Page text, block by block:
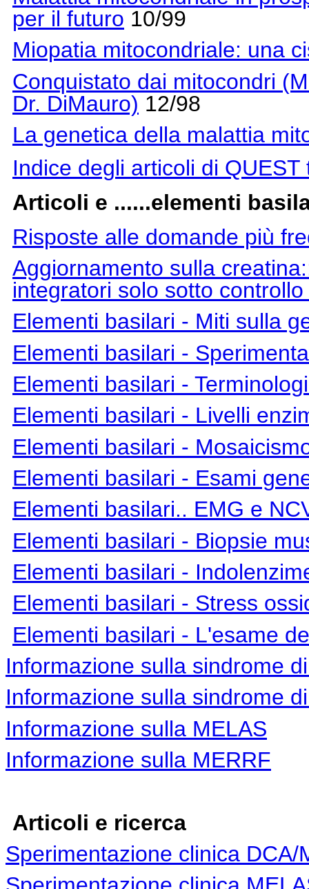
per il futuro 10/99
Miopatia mitocondriale: una
Conquistato dai mitocondri
Dr. DiMauro) 12/98
La genetica della malattia
Indice degli articoli di
Articoli e ......elementi
Risposte alle domande più
Aggiornamento sulla
integratori solo sotto
Elementi basilari - Miti sulla
Elementi basilari -
Elementi basilari -
Elementi basilari - Livelli
Elementi basilari -
Elementi basilari - Esami
Elementi basilari.. EMG e
Elementi basilari - Biopsie
Elementi basilari -
Elementi basilari - Stress
Elementi basilari - L'esame
Informazione sulla sindrome
Informazione sulla sindrome
Informazione sulla MELAS
Informazione sulla MERRF
Articoli e ricerca
Sperimentazione clinica DCA/